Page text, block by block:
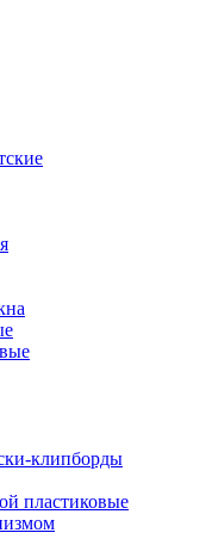
клипборды
пластиковые